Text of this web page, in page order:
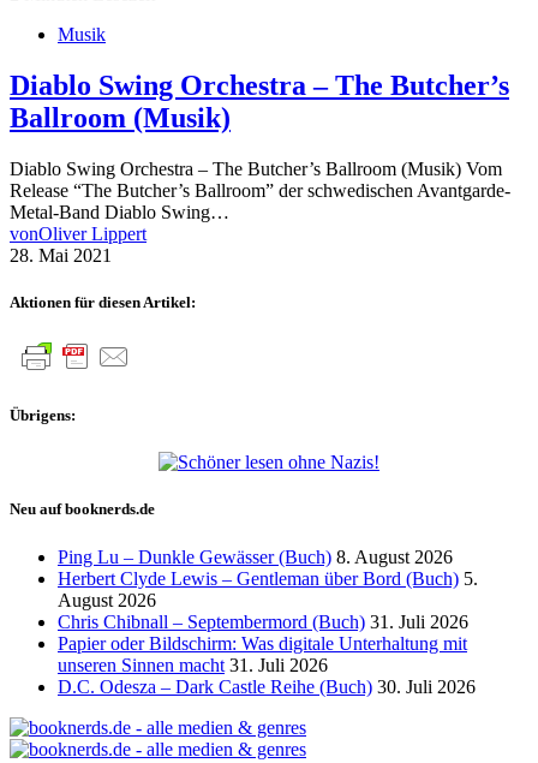
Musik
Diablo Swing Orchestra – The Butcher’s
Ballroom (Musik)
Diablo Swing Orchestra – The Butcher’s Ballroom (Musik) Vom
Release “The Butcher’s Ballroom” der schwedischen Avantgarde-
Metal-Band Diablo Swing…
vonOliver Lippert
28. Mai 2021
Aktionen für diesen Artikel:
Übrigens:
Neu auf booknerds.de
Ping Lu – Dunkle Gewässer (Buch) 8. August 2026
Herbert Clyde Lewis – Gentleman über Bord (Buch) 5.
August 2026
Chris Chibnall – Septembermord (Buch) 31. Juli 2026
Papier oder Bildschirm: Was digitale Unterhaltung mit
unseren Sinnen macht 31. Juli 2026
D.C. Odesza – Dark Castle Reihe (Buch) 30. Juli 2026